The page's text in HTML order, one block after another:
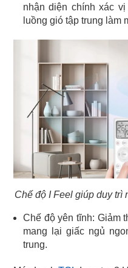
nhận diện chính xác
luồng gió tập trung làm
Chế độ I Feel giúp duy trì
Chế độ yên tĩnh: Giảm
mang lại giấc ngủ
trung.